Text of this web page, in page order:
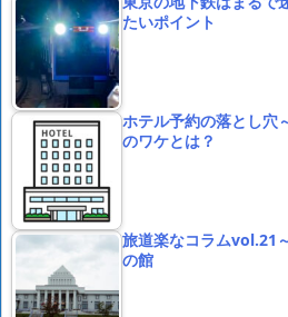
たいポイント
ホテル予約の落とし穴
のワケとは？
旅道楽なコラムvol.21
の館